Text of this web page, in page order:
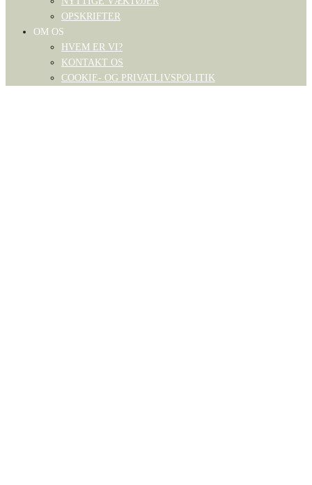
OPSKRIFTER
OM OS
HVEM ER VI?
KONTAKT OS
COOKIE- OG PRIVATLIVSPOLITIK